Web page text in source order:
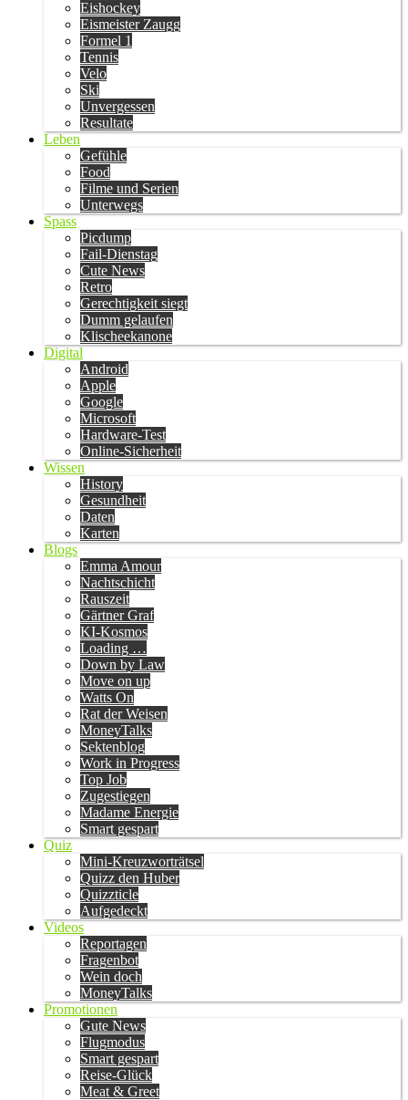
Eishockey
Eismeister Zaugg
Formel 1
Tennis
Velo
Ski
Unvergessen
Resultate
Leben
Gefühle
Food
Filme und Serien
Unterwegs
Spass
Picdump
Fail-Dienstag
Cute News
Retro
Gerechtigkeit siegt
Dumm gelaufen
Klischeekanone
Digital
Android
Apple
Google
Microsoft
Hardware-Test
Online-Sicherheit
Wissen
History
Gesundheit
Daten
Karten
Blogs
Emma Amour
Nachtschicht
Rauszeit
Gärtner Graf
KI-Kosmos
Loading …
Down by Law
Move on up
Watts On
Rat der Weisen
MoneyTalks
Sektenblog
Work in Progress
Top Job
Zugestiegen
Madame Energie
Smart gespart
Quiz
Mini-Kreuzworträtsel
Quizz den Huber
Quizzticle
Aufgedeckt
Videos
Reportagen
Fragenbot
Wein doch
MoneyTalks
Promotionen
Gute News
Flugmodus
Smart gespart
Reise-Glück
Meat & Greet